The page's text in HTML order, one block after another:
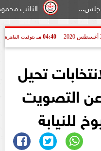
النائب محمود سامي
04:40 مـ بتوقيت القاهرة
تحيل
التصويت
للنيابة